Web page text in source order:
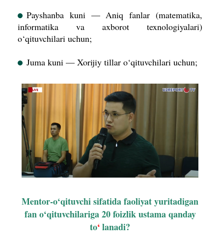
Payshanba kuni — Aniq fanlar (matematika,
informatika va axborot texnologiyalari)
o‘qituvchilari uchun;
Juma kuni — Xorijiy tillar o‘qituvchilari uchun;
Mentor-o‘qituvchi sifatida faoliyat yuritadigan
fan o‘qituvchilariga 20 foizlik ustama qanday
to‘lanadi?